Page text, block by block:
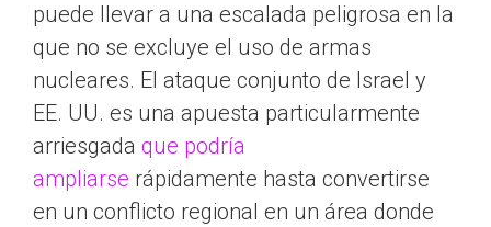
puede llevar a una escalada peligrosa en la
que no se excluye el uso de armas
nucleares. El ataque conjunto de Israel y
EE. UU. es una apuesta particularmente
arriesgada que podría
ampliarse rápidamente hasta convertirse
en un conflicto regional en un área donde